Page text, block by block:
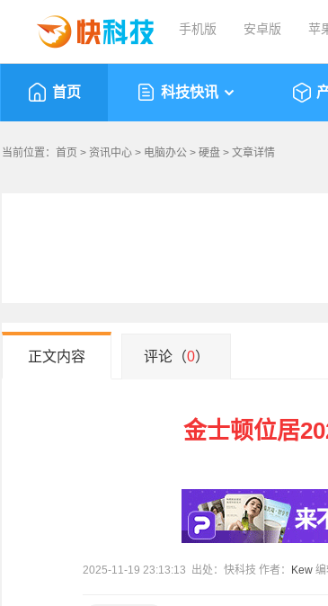
手机版 安卓版 苹
首页 科技快讯
当前位置： 首页 > 资讯中心 > 电脑办公 > 硬盘 > 文章详情
正文内容 评论（0）
金士顿位居
2025-11-19 23:13:13 出处：快科技 作者： Kew